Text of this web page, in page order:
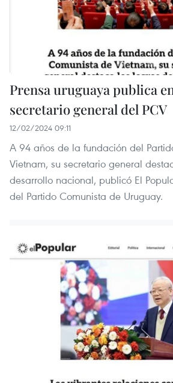
Prensa uruguaya publica
secretario general del PCV
12/02/2024 09:11
A 94 años de la fundación del
Vietnam, su secretario general
desarrollo nacional, publicó El
del Partido Comunista de Uruguay.